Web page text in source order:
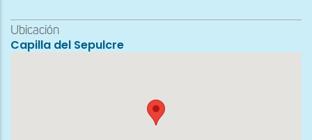
Ubicación
Capilla del Sepulcre